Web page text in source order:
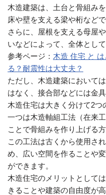
木造建築は、土台と骨組み
床や壁を支える梁や桁など
さらに、屋根を支える母屋
いなどによって、全体とし
参考ページ： 木造 住宅 と
る？耐震性は大丈夫？
ただし、木造建築において
はなく、接合部などには金
木造住宅は大きく分けて2つ
一つは木造軸組工法（在来
ことで骨組みを作り上げる方
この工法は古くから使用さ
め、広い空間を作ることや
ができます。
木造住宅のメリットとして
きることや建築の自由度が